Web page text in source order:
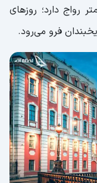
رواج دارد؛ روزهای
فرو می‌رود.